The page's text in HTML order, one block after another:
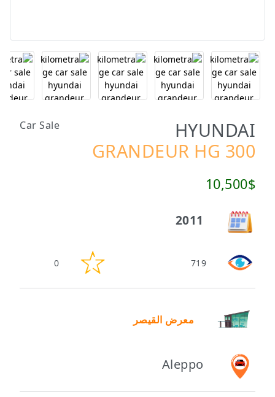
HYUNDAI
Car Sale
GRANDEUR HG 300
10,500$
2011
719
0
معرض القيصر
Aleppo